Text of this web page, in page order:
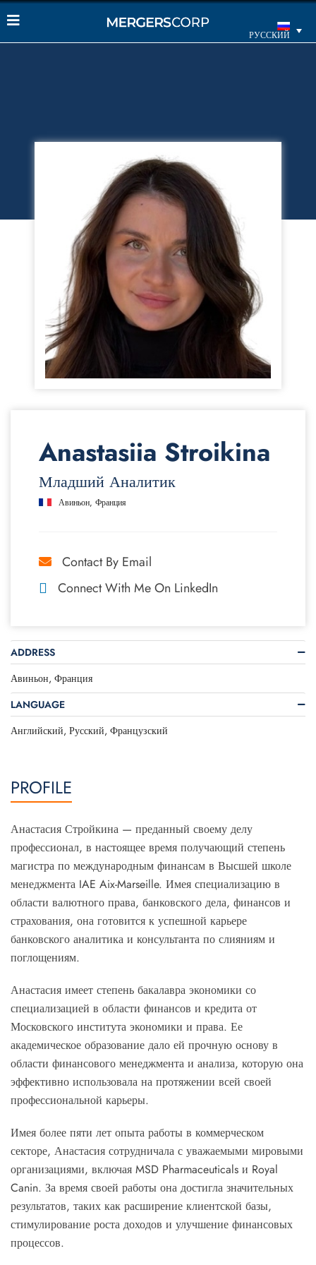
РУССКИЙ
Anastasiia Stroikina
Младший Аналитик
Авиньон, Франция
Contact By Email
Connect With Me On LinkedIn
ADDRESS
Авиньон, Франция
LANGUAGE
Английский, Русский, Французский
PROFILE
Анастасия Стройкина — преданный своему делу
профессионал, в настоящее время получающий степень
магистра по международным финансам в Высшей школе
менеджмента IAE Aix-Marseille. Имея специализацию в
области валютного права, банковского дела, финансов и
страхования, она готовится к успешной карьере
банковского аналитика и консультанта по слияниям и
поглощениям.
Анастасия имеет степень бакалавра экономики со
специализацией в области финансов и кредита от
Московского института экономики и права. Ее
академическое образование дало ей прочную основу в
области финансового менеджмента и анализа, которую она
эффективно использовала на протяжении всей своей
профессиональной карьеры.
Имея более пяти лет опыта работы в коммерческом
секторе, Анастасия сотрудничала с уважаемыми мировыми
организациями, включая MSD Pharmaceuticals и Royal
Canin. За время своей работы она достигла значительных
результатов, таких как расширение клиентской базы,
стимулирование роста доходов и улучшение финансовых
процессов.